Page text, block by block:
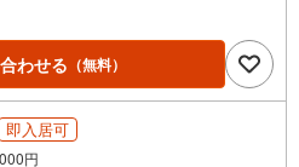
わせる （無料）
即入居可
円